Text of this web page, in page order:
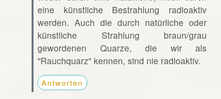
eine künstliche Bestrahlung radioaktiv
werden. Auch die durch natürliche oder
künstliche Strahlung braun/grau
gewordenen Quarze, die wir als
"Rauchquarz" kennen, sind nie radioaktiv.
Antworten